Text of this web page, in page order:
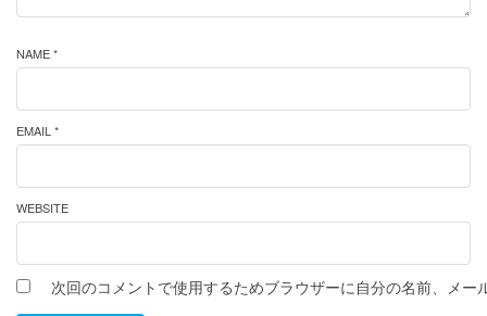
NAME *
EMAIL *
WEBSITE
次回のコメントで使用するためブラウザーに自分の名前、メー